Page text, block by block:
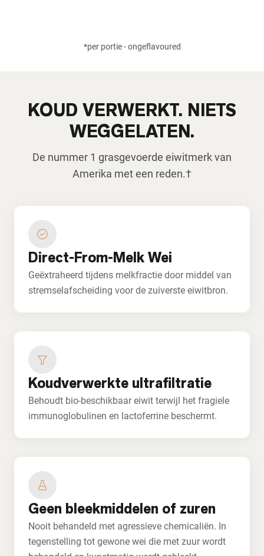
*per portie - ongeflavoured
KOUD VERWERKT. NIETS
WEGGELATEN.
De nummer 1 grasgevoerde eiwitmerk van
Amerika met een reden.†
Direct-From-Melk Wei
Geëxtraheerd tijdens melkfractie door middel van
stremselafscheiding voor de zuiverste eiwitbron.
Koudverwerkte ultrafiltratie
Behoudt bio-beschikbaar eiwit terwijl het fragiele
immunoglobulinen en lactoferrine beschermt.
Geen bleekmiddelen of zuren
Nooit behandeld met agressieve chemicaliën. In
tegenstelling tot gewone wei die met zuur wordt